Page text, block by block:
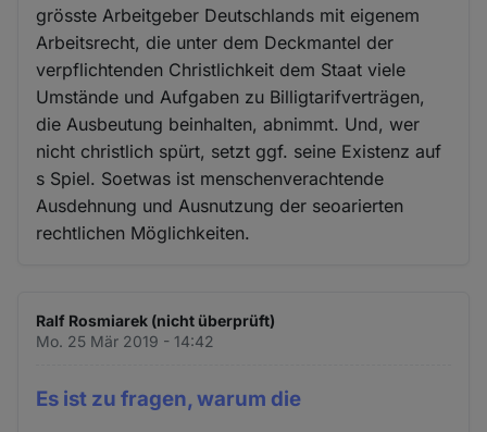
grösste Arbeitgeber Deutschlands mit eigenem
Arbeitsrecht, die unter dem Deckmantel der
verpflichtenden Christlichkeit dem Staat viele
Umstände und Aufgaben zu Billigtarifverträgen,
die Ausbeutung beinhalten, abnimmt. Und, wer
nicht christlich spürt, setzt ggf. seine Existenz auf
s Spiel. Soetwas ist menschenverachtende
Ausdehnung und Ausnutzung der seoarierten
rechtlichen Möglichkeiten.
Ralf Rosmiarek (nicht überprüft)
Mo. 25 Mär 2019 - 14:42
Es ist zu fragen, warum die